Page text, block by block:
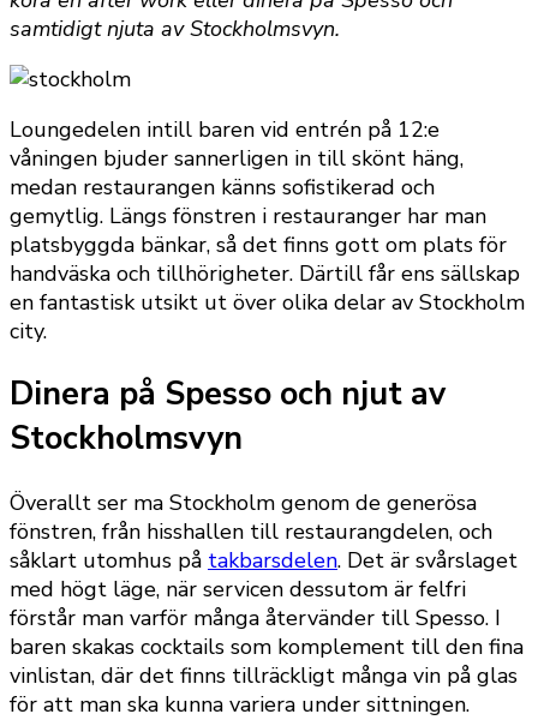
samtidigt njuta av Stockholmsvyn.
Loungedelen intill baren vid entrén på 12:e
våningen bjuder sannerligen in till skönt häng,
medan restaurangen känns sofistikerad och
gemytlig. Längs fönstren i restauranger har man
platsbyggda bänkar, så det finns gott om plats för
handväska och tillhörigheter. Därtill får ens sällskap
en fantastisk utsikt ut över olika delar av Stockholm
city.
Dinera på Spesso och njut av
Stockholmsvyn
Överallt ser ma Stockholm genom de generösa
fönstren, från hisshallen till restaurangdelen, och
såklart utomhus på takbarsdelen. Det är svårslaget
med högt läge, när servicen dessutom är felfri
förstår man varför många återvänder till Spesso. I
baren skakas cocktails som komplement till den fina
vinlistan, där det finns tillräckligt många vin på glas
för att man ska kunna variera under sittningen.